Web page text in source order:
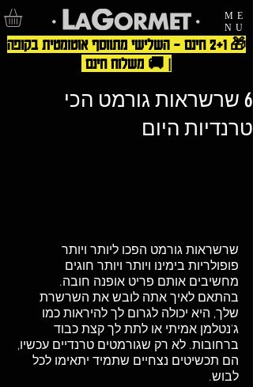
ME
NU
🎁 2+1 חינם – השלישי מתווסף אוטומטית בקופה
| 🚚 משלוח חינם
6 שרשראות גורמט הכי
טרנדיות היום
שרשראות גורמט הפכו ליותר ויותר
פופולריות בימינו ויותר ויותר חוגים
מחשיבים אותם פריט אופנה חובה.
בהתאם לאיך אתה לובש את השרשרת
שלך, היא יכולה לגרום לך להיראות כמו
ג'נטלמן אמיתי או לתת לך קצת כבוד
ברחובות. לא רק שגורמטים טרנדיים עכשיו,
הם תכשיטים נצחיים שתמיד יתאימו לכל
לבוש.